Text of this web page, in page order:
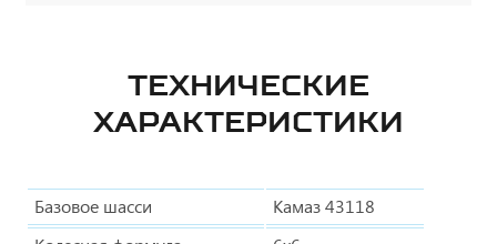
ТЕХНИЧЕСКИЕ
ХАРАКТЕРИСТИКИ
Базовое шасси
Камаз 43118